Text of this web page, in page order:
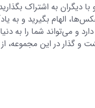
دیگران به اشتراک
الهام بگیرید و به
و می‌تواند شما را به
گذار در این مجموعه،